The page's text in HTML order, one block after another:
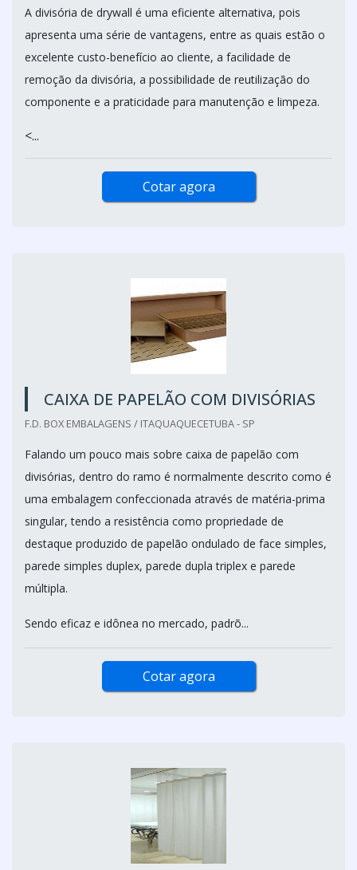
A divisória de drywall é uma eficiente alternativa, pois
apresenta uma série de vantagens, entre as quais estão o
excelente custo-benefício ao cliente, a facilidade de
remoção da divisória, a possibilidade de reutilização do
componente e a praticidade para manutenção e limpeza.
<...
Cotar agora
CAIXA DE PAPELÃO COM DIVISÓRIAS
F.D. BOX EMBALAGENS / ITAQUAQUECETUBA - SP
Falando um pouco mais sobre caixa de papelão com
divisórias, dentro do ramo é normalmente descrito como é
uma embalagem confeccionada através de matéria-prima
singular, tendo a resistência como propriedade de
destaque produzido de papelão ondulado de face simples,
parede simples duplex, parede dupla triplex e parede
múltipla.
Sendo eficaz e idônea no mercado, padrõ...
Cotar agora